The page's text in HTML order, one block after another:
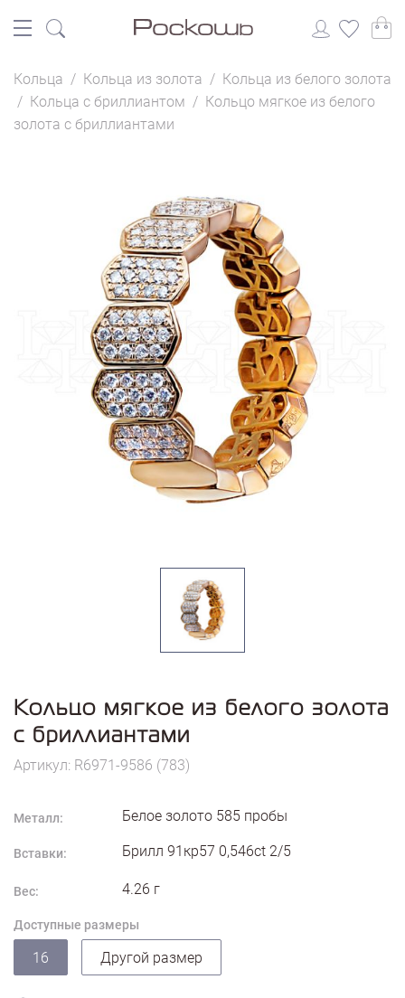
Кольца / Кольца из золота / Кольца из белого золота
/ Кольца с бриллиантом / Кольцо мягкое из белого
золота с бриллиантами
Кольцо мягкое из белого золота
с бриллиантами
Артикул: R6971-9586 (783)
Металл: Белое золото 585 пробы
Вставки: Брилл 91кр57 0,546ct 2/5
Вес: 4.26 г
Доступные размеры
16 Другой размер